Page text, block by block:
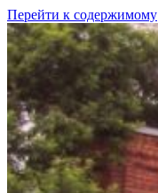
Перейти к содержимому